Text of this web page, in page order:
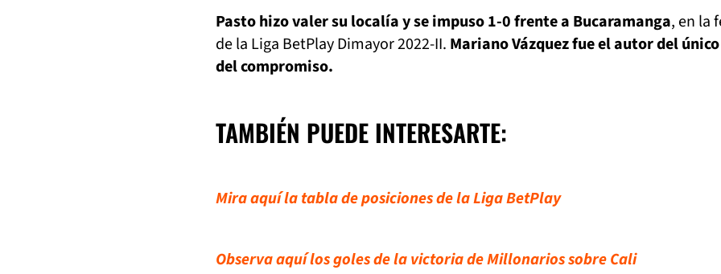
Pasto hizo valer su localía y se impuso 1-0 frente a Bucaramanga, en la
de la Liga BetPlay Dimayor 2022-II. Mariano Vázquez fue el autor del
del compromiso.
TAMBIÉN PUEDE INTERESARTE:
Mira aquí la tabla de posiciones de la Liga BetPlay
Observa aquí los goles de la victoria de Millonarios sobre Cali